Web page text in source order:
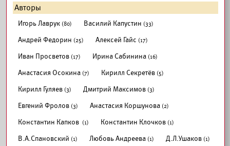
Авторы
Игорь Лаврук (80) Василий Капустин (33)
Андрей Федорин (25) Алексей Гайс (17)
Иван Просветов (17) Ирина Сабинина (16)
Анастасия Осокина (7) Кирилл Секретёв (5)
Кирилл Гуляев (3) Дмитрий Максимов (3)
Евгений Фролов (3) Анастасия Коршунова (2)
Константин Капков (1) Константин Клочков (1)
В.А.Спановский (1) Любовь Андреева (1) Д.Л.Ушаков (1)